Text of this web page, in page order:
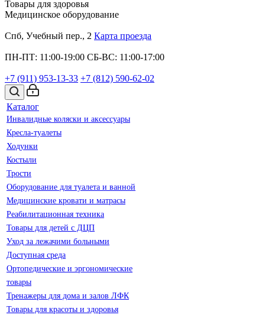
Товары для здоровья
Медицинское оборудование
Спб, Учебный пер., 2 Карта проезда
ПН-ПТ: 11:00-19:00 СБ-ВС: 11:00-17:00
+7 (911) 953-13-33 +7 (812) 590-62-02
Каталог
Инвалидные коляски и аксессуары
Кресла-туалеты
Ходунки
Костыли
Трости
Оборудование для туалета и ванной
Медицинские кровати и матрасы
Реабилитационная техника
Товары для детей с ДЦП
Уход за лежачими больными
Доступная среда
Ортопедические и эргономические
товары
Тренажеры для дома и залов ЛФК
Товары для красоты и здоровья